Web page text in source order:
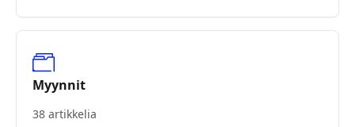
Myynnit
38 artikkelia